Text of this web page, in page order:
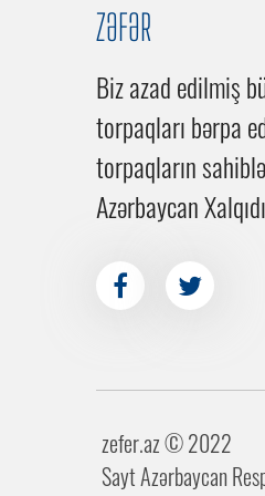
ZƏFƏR
Biz azad edilmiş
torpaqları bərpa
torpaqların
Azərbaycan
zefer.az ©️ 2022
Sayt Azərbaycan